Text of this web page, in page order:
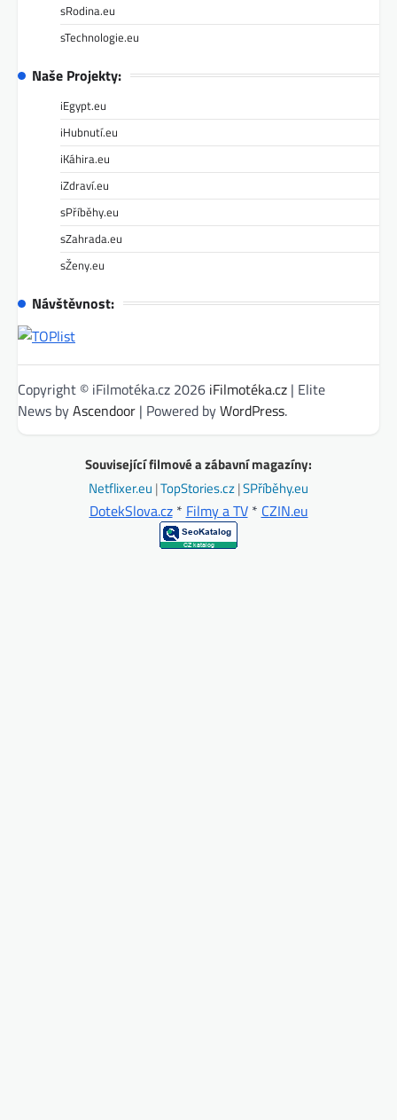
sRodina.eu
sTechnologie.eu
Naše Projekty:
iEgypt.eu
iHubnutí.eu
iKáhira.eu
iZdraví.eu
sPříběhy.eu
sZahrada.eu
sŽeny.eu
Návštěvnost:
Copyright © iFilmotéka.cz 2026 iFilmotéka.cz | Elite
News byAscendoor | Powered byWordPress.
Související filmové a zábavní magazíny:
Netflixer.eu |TopStories.cz|SPříběhy.eu
DotekSlova.cz* Filmy a TV* CZIN.eu